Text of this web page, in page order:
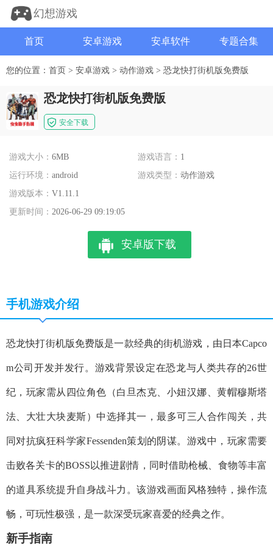
幻想游戏
首页 安卓游戏 安卓软件 专题合集
您的位置： 首页 > 安卓游戏 > 动作游戏 > 恐龙快打街机版免费版
恐龙快打街机版免费版
安全下载
游戏大小： 6MB 游戏语言： 1
运行环境： android 游戏类型：动作游戏
游戏版本： V1.11.1
更新时间： 2026-06-29 09:19:05
安卓版下载
手机游戏介绍
恐龙快打街机版免费版是一款经典的街机游戏，由日本Capco
m公司开发并发行。游戏背景设定在恐龙与人类共存的26世
纪，玩家需从四位角色（白旦杰克、小妞汉娜、黄帽穆斯塔
法、大壮大块麦斯）中选择其一，最多可三人合作闯关，共
同对抗疯狂科学家Fessenden策划的阴谋。游戏中，玩家需要
击败各关卡的BOSS以推进剧情，同时借助枪械、食物等丰富
的道具系统提升自身战斗力。该游戏画面风格独特，操作流
畅，可玩性极强，是一款深受玩家喜爱的经典之作。
新手指南